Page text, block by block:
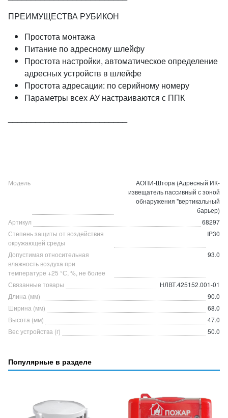
ПРЕИМУЩЕСТВА РУБИКОН
Простота монтажа
Питание по адресному шлейфу
Простота настройки, автоматическое определение
адресных устройств в шлейфе
Простота адресации: по серийному номеру
Параметры всех АУ настраиваются с ППК
Модель
АОПИ-Штора (Адресный ИК-
извещатель пассивный с зоной
обнаружения "вертикальный
барьер)
Артикул
68297
Степень защиты от воздействия
окружающей среды
IP30
Допустимая относительная
влажность воздуха при
температуре +25 °С, %, не более
93.0
Связанные товары
НЛВТ.425152.001-01
Длина (мм)
90.0
Ширина (мм)
68.0
Высота (мм)
47.0
Вес устройства (г)
50.0
Популярные в разделе